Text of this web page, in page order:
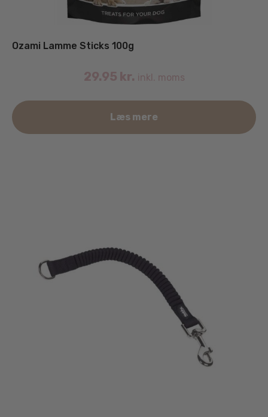
Ozami Lamme Sticks 100g
29.95 kr. inkl. moms
Læs mere